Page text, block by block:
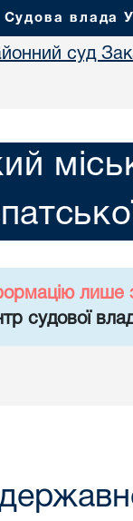
Судова влада
суд
лише
судової